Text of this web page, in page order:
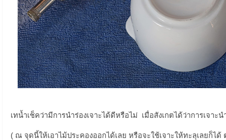
เทน้ำเช็คว่ามีการนำร่องเจาะได้ดีหรือไม่ เมื่อสังเกตได้ว่าการเจาะ
( ณ จุดนี้ให้เอาไม้ประคองออกได้เลย หรือจะใช้เจาะให้ทะลุเลยก็ไ